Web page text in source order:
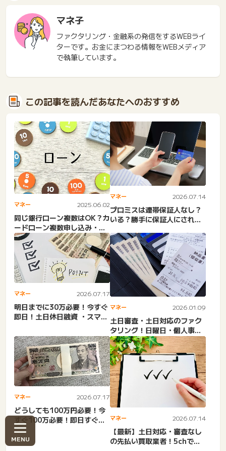
マネ子
ファクタリング・金融系の発信をするWEBライ
ターです。お金にまつわる情報をWEBメディア
で執筆しています。
この記事を読んだあなたへのおすすめ
マネー 2025.06.02
同じ銀行ローン複数はOK？カ
ードローン複数申し込み・ま
とめる車・住宅ローン・総...
マネー 2026.07.14
プロミスは連帯保証人なし？
いる？勝手に保証人にされ
サ...
マネー 2026.07.17
明日までに30万必要！今すぐ
即日！土日休日融資 ・スマホ
マネー 2026.01.09
土日審査・土日対応のファク
タリング！日曜日・個人事業
主・少額・フリーナンス・
祝...
マネー 2026.07.17
どうしても100万円必要！今
すぐ100万必要！即日すぐ借
りる方法！審査時間短い...
マネー 2026.07.14
【最新】土日対応・審査なし
の先払い買取業者！5chで口